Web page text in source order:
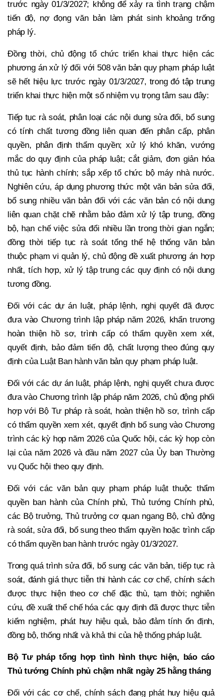
trước ngày 01/3/2027; không để xảy ra tình trạng chậm
tiến độ, nợ đọng văn bản làm phát sinh khoảng trống
pháp lý.
Đồng thời, chủ động tổ chức triển khai thực hiện các
phương án xử lý đối với 508 văn bản quy phạm pháp luật
sẽ hết hiệu lực trước ngày 01/3/2027, trong đó tập trung
triển khai thực hiện một số nhiệm vụ trọng tâm sau đây:
Tiếp tục rà soát, phân loại các nội dung sửa đổi, bổ sung
có tính chất tương đồng liên quan đến phân cấp, phân
quyền, phân định thẩm quyền; xử lý khó khăn, vướng
mắc do quy định của pháp luật; cắt giảm, đơn giản hóa
thủ tục hành chính; sắp xếp tổ chức bộ máy nhà nước.
Nghiên cứu, áp dụng phương thức một văn bản sửa đổi,
bổ sung nhiều văn bản đối với các văn bản có nội dung
liên quan chặt chẽ nhằm bảo đảm xử lý tập trung, đồng
bộ, hạn chế việc sửa đổi nhiều lần trong thời gian ngắn;
đồng thời tiếp tục rà soát tổng thể hệ thống văn bản
thuộc phạm vi quản lý, chủ động đề xuất phương án hợp
nhất, tích hợp, xử lý tập trung các quy định có nội dung
tương đồng.
Đối với các dự án luật, pháp lệnh, nghị quyết đã được
đưa vào Chương trình lập pháp năm 2026, khẩn trương
hoàn thiện hồ sơ, trình cấp có thẩm quyền xem xét,
quyết định, bảo đảm tiến độ, chất lượng theo đúng quy
định của Luật Ban hành văn bản quy phạm pháp luật.
Đối với các dự án luật, pháp lệnh, nghị quyết chưa được
đưa vào Chương trình lập pháp năm 2026, chủ động phối
hợp với Bộ Tư pháp rà soát, hoàn thiện hồ sơ, trình cấp
có thẩm quyền xem xét, quyết định bổ sung vào Chương
trình các kỳ họp năm 2026 của Quốc hội, các kỳ họp còn
lại của năm 2026 và đầu năm 2027 của Ủy ban Thường
vụ Quốc hội theo quy định.
Đối với các văn bản quy phạm pháp luật thuộc thẩm
quyền ban hành của Chính phủ, Thủ tướng Chính phủ,
các Bộ trưởng, Thủ trưởng cơ quan ngang Bộ, chủ động
rà soát, sửa đổi, bổ sung theo thẩm quyền hoặc trình cấp
có thẩm quyền ban hành trước ngày 01/3/2027.
Trong quá trình sửa đổi, bổ sung các văn bản, tiếp tục rà
soát, đánh giá thực tiễn thi hành các cơ chế, chính sách
được thực hiện theo cơ chế đặc thù, tạm thời; nghiên
cứu, đề xuất thể chế hóa các quy định đã được thực tiễn
kiểm nghiệm, phát huy hiệu quả, bảo đảm tính ổn định,
đồng bộ, thống nhất và khả thi của hệ thống pháp luật.
Bộ Tư pháp tổng hợp tình hình thực hiện, báo cáo
Thủ tướng Chính phủ chậm nhất ngày 25 hằng tháng
Đối với các cơ chế, chính sách đang phát huy hiệu quả